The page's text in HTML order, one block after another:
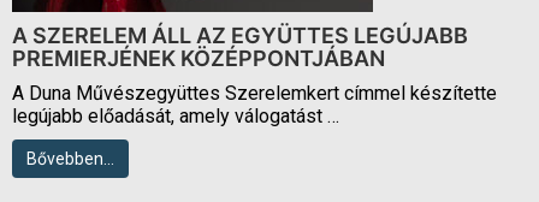
A SZERELEM ÁLL AZ EGYÜTTES LEGÚJABB
PREMIERJÉNEK KÖZÉPPONTJÁBAN
A Duna Művészegyüttes Szerelemkert címmel készítette
legújabb előadását, amely válogatást …
Bővebben…